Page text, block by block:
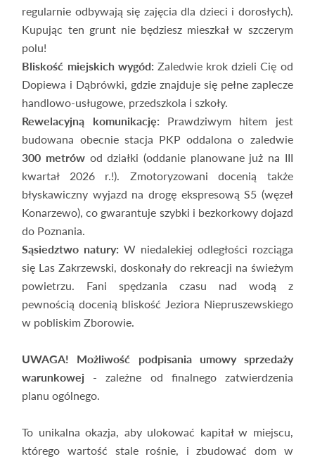
regularnie odbywają się zajęcia dla dzieci i dorosłych).
Kupując ten grunt nie będziesz mieszkał w szczerym
polu!
Bliskość miejskich wygód: Zaledwie krok dzieli Cię od
Dopiewa i Dąbrówki, gdzie znajduje się pełne zaplecze
handlowo-usługowe, przedszkola i szkoły.
Rewelacyjną komunikację: Prawdziwym hitem jest
budowana obecnie stacja PKP oddalona o zaledwie
300 metrów od działki (oddanie planowane już na III
kwartał 2026 r.!). Zmotoryzowani docenią także
błyskawiczny wyjazd na drogę ekspresową S5 (węzeł
Konarzewo), co gwarantuje szybki i bezkorkowy dojazd
do Poznania.
Sąsiedztwo natury: W niedalekiej odległości rozciąga
się Las Zakrzewski, doskonały do rekreacji na świeżym
powietrzu. Fani spędzania czasu nad wodą z
pewnością docenią bliskość Jeziora Niepruszewskiego
w pobliskim Zborowie.
UWAGA! Możliwość podpisania umowy sprzedaży
warunkowej - zależne od finalnego zatwierdzenia
planu ogólnego.
To unikalna okazja, aby ulokować kapitał w miejscu,
którego wartość stale rośnie, i zbudować dom w